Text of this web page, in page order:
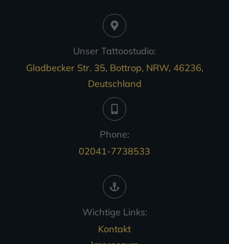
Unser Tattoostudio:
Gladbecker Str. 35, Bottrop, NRW, 46236,
Deutschland
Phone:
02041-7738533
Wichtige Links:
Kontakt